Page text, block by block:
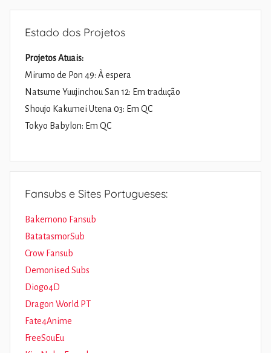
Estado dos Projetos
Projetos Atuais:
Mirumo de Pon 49: À espera
Natsume Yuujinchou San 12: Em tradução
Shoujo Kakumei Utena 03: Em QC
Tokyo Babylon: Em QC
Fansubs e Sites Portugueses:
Bakemono Fansub
BatatasmorSub
Crow Fansub
Demonised Subs
Diogo4D
Dragon World PT
Fate4Anime
FreeSouEu